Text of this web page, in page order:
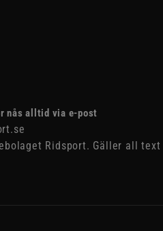
nås alltid via e-post
Ridsport. Gäller all text